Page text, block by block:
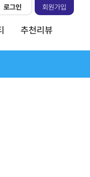
추천리뷰
로그인 회원가입